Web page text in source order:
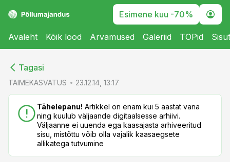
Esimene kuu -70%
Avaleht Kõik lood Arvamused Galeriid TOPid
Tagasi
TAIMEKASVATUS 23.12.14, 13:17
Tähelepanu! Artikkel on enam kui 5 aastat vana
ning kuulub väljaande digitaalsesse arhiivi.
Väljaanne ei uuenda ega kaasajasta arhiveeritud
sisu, mistõttu võib olla vajalik kaasaegsete
allikatega tutvumine